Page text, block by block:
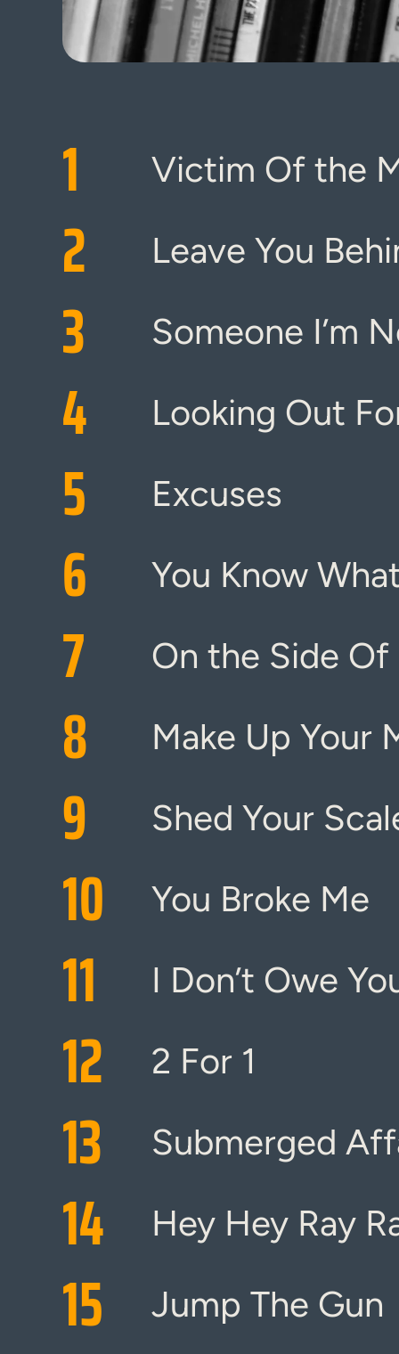
1 Victim Of the
2 Leave You
3 Someone I’m
4 Looking Out
5 Excuses
6 You Know
7 On the Side Of
8 Make Up Your
9 Shed Your
10 You Broke Me
11 I Don’t Owe
12 2 For 1
13 Submerged
14 Hey Hey Ray
15 Jump The Gun